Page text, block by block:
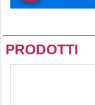
PRODOTTI